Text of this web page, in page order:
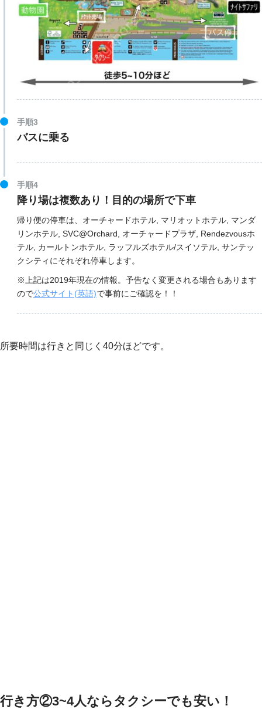
手順3
バスに乗る
手順4
降り場は複数あり！目的の場所で下車
帰り便の停車は、オーチャードホテル, マリオットホテル, マンダ
リンホテル, SVC@Orchard, オーチャードプラザ, Rendezvousホ
テル, カールトンホテル, ラッフルズホテル/スイソテル, サンテッ
クシティにそれぞれ停車します。
※上記は2019年現在の情報。予告なく変更される場合もあります
ので公式サイト(英語)で事前にご確認を！！
所要時間は行きと同じく40分ほどです。
行き方②3~4人ならタクシーでも安い！